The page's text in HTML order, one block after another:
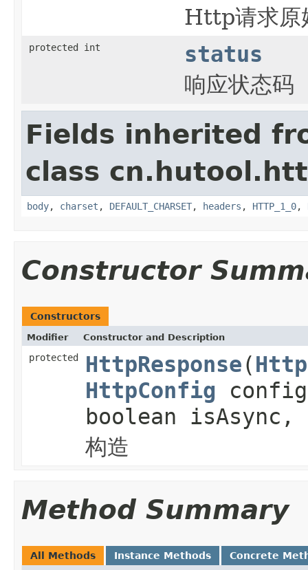
Http请求原
protected int
status
响应状态码
Fields inherited
class
body, charset , DEFAULT_CHARSET, headers , HTTP_1_0,
Constructor
Constructors
Modifier Constructor and Description
protected HttpResponse(
HttpConfig
boolean isAsync,
构造
Method Summary
All Methods Instance Methods Concrete